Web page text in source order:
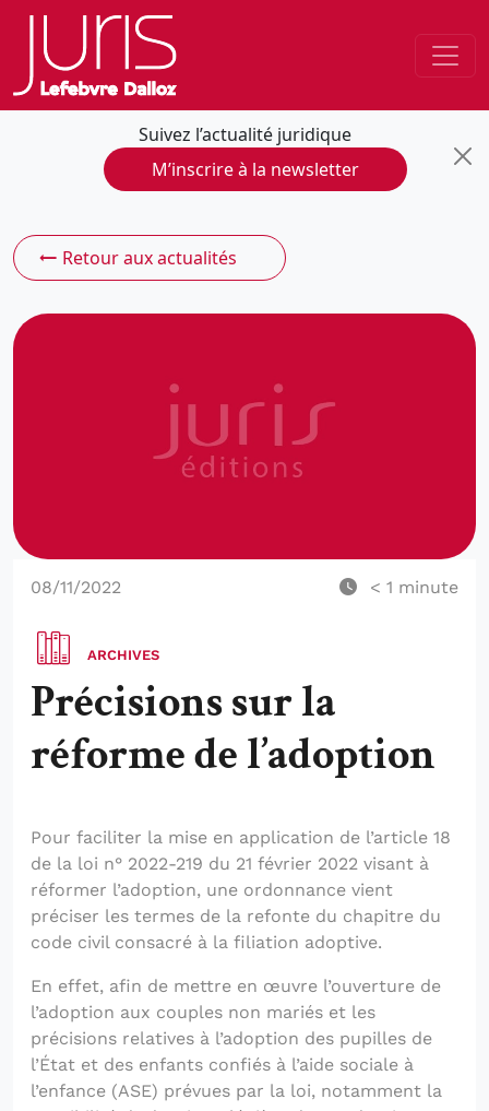
Suivez l’actualité juridique
M’inscrire à la newsletter
Retour aux actualités
08/11/2022 < 1 minute
ARCHIVES
Précisions sur la
réforme de l’adoption
Pour faciliter la mise en application de l’article 18
de la loi n° 2022-219 du 21 février 2022 visant à
réformer l’adoption, une ordonnance vient
préciser les termes de la refonte du chapitre du
code civil consacré à la filiation adoptive.
En effet, afin de mettre en œuvre l’ouverture de
l’adoption aux couples non mariés et les
précisions relatives à l’adoption des pupilles de
l’État et des enfants confiés à l’aide sociale à
l’enfance (ASE) prévues par la loi, notamment la